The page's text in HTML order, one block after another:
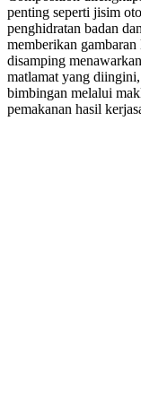
penting seperti jisim
penghidratan badan
memberikan gambaran
disamping
matlamat yang
bimbingan melalui
pemakanan hasil